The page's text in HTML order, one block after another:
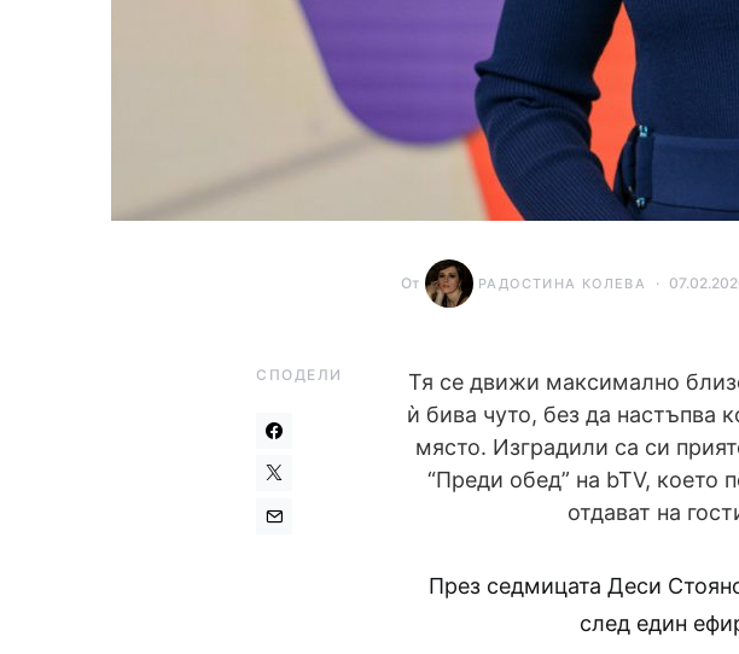
От РАДОСТИНА КОЛЕВА
СПОДЕЛИ
Тя се движи максимално
ѝ бива чуто, без да настъпва
място. Изградили са си
“Преди обед” на bTV, което
отдават на
През седмицата Деси
след един